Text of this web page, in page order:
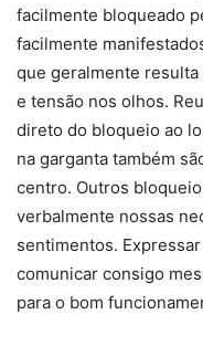
facilmente bloqueado
facilmente
que geralmente resulta
e tensão nos olhos.
direto do bloqueio ao
na garganta também
centro. Outros
verbalmente nossas
sentimentos.
comunicar consigo
para o bom